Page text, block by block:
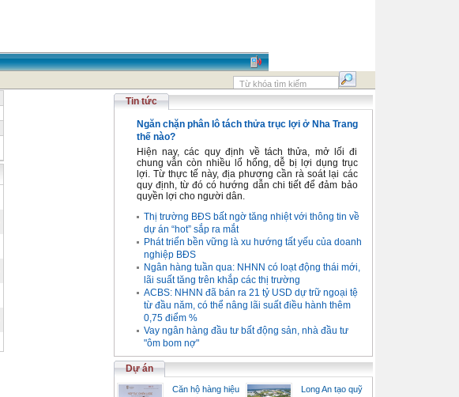
Tin tức
Ngăn chặn phân lô tách thửa trục lợi ở Nha Trang
thế nào?
Hiện nay, các quy định về tách thửa, mở lối đi
chung vẫn còn nhiều lổ hổng, dễ bị lợi dụng trục
lợi. Từ thực tế này, địa phương cần rà soát lại các
quy định, từ đó có hướng dẫn chi tiết để đảm bảo
quyền lợi cho người dân.
Thị trường BĐS bất ngờ tăng nhiệt với thông tin về
dự án “hot” sắp ra mắt
Phát triển bền vững là xu hướng tất yếu của doanh
nghiệp BĐS
Ngân hàng tuần qua: NHNN có loạt động thái mới,
lãi suất tăng trên khắp các thị trường
ACBS: NHNN đã bán ra 21 tỷ USD dự trữ ngoại tệ
từ đầu năm, có thể nâng lãi suất điều hành thêm
0,75 điểm %
Vay ngân hàng đầu tư bất động sản, nhà đầu tư
"ôm bom nợ"
Dự án
Căn hộ hàng hiệu
Long An tạo quỹ